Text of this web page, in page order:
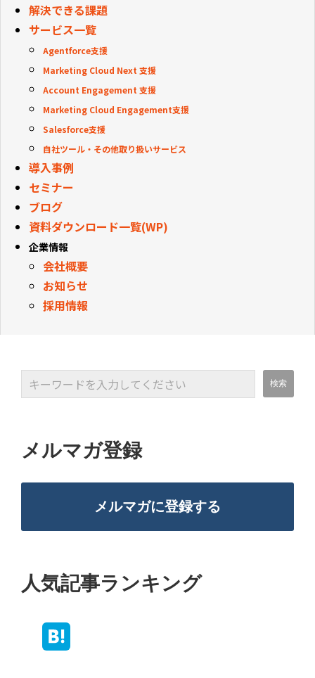
解決できる課題
サービス一覧
Agentforce支援
Marketing Cloud Next 支援
Account Engagement 支援
Marketing Cloud Engagement支援
Salesforce支援
自社ツール・その他取り扱いサービス
導入事例
セミナー
ブログ
資料ダウンロード一覧(WP)
企業情報
会社概要
お知らせ
採用情報
メルマガ登録
メルマガに登録する
人気記事ランキング